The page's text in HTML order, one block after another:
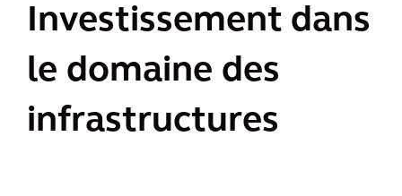
Investissement dans
le domaine des
infrastructures